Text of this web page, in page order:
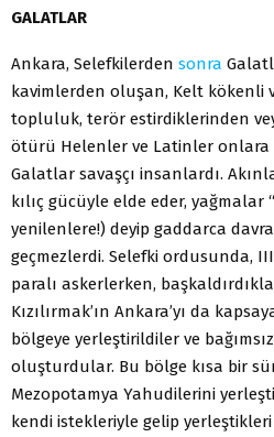
GALATLAR
Ankara, Selefkilerden sonra
kavimlerden oluşan, Kelt kökenli
topluluk, terör estirdiklerinden
ötürü Helenler ve Latinler onlara
Galatlar savaşçı insanlardı.
kılıç gücüyle elde eder, yağmalar
yenilenlere!) deyip gaddarca
geçmezlerdi. Selefki ordusunda,
paralı askerlerken,
Kızılırmak’ın Ankara’yı da
bölgeye yerleştirildiler ve
oluşturdular. Bu bölge kısa bir
Mezopotamya Yahudilerini
kendi istekleriyle gelip yerleştikleri